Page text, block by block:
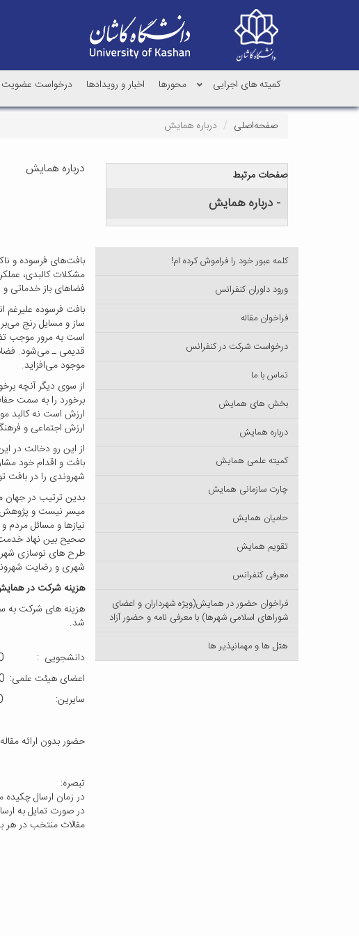
کمیته های اجرایی محورها اخبار و رویدادها درخواست عضویت
صفحه‌اصلی درباره همایش
درباره همایش
بافت‌های فرسوده و
مشکلات کالبدی،
فضاهای باز
بافت فرسوده علیرغم
ساز و مسایل رنج
است به مرور موجب
قدیمی ـ می‌شود.
موجود می‌افزاید.
از سوی دیگر آنچه
برخورد را به سمت
ارزش است نه کالبد
ارزش اجتماعی و
از این رو دخالت در
بافت و اقدام خود
شهروندی را در بافت
بدین ترتیب در جهان
میسر نیست و پژوهش
نیازها و مسائل
صحیح بین نهاد خدمت
طرح های نوسازی
شهری و رضایت
هزینه شرکت در
هزینه های شرکت به
شد.
دانشجویی : 750000 ریال
اعضای هیئت علمی: 1250000 ریال
سایرین: 1750000 ریال
حضور بدون ارائه مقاله: 2000000
تبصره:
در زمان ارسال چکیده
در صورت تمایل به
مقالات منتخب در
صفحات مرتبط
- درباره همایش
کلمه عبور خود را فراموش کرده ام!
ورود داوران کنفرانس
فراخوان مقاله
درخواست شرکت در کنفرانس
تماس با ما
بخش های همایش
درباره همایش
کمیته علمی همایش
چارت سازمانی همایش
حامیان همایش
تقویم همایش
معرفی کنفرانس
فراخوان حضور در همایش(ویژه شهرداران و اعضای
شوراهای اسلامی شهرها) با معرفی نامه و حضور آزاد
هتل ها و مهمانپذیر ها